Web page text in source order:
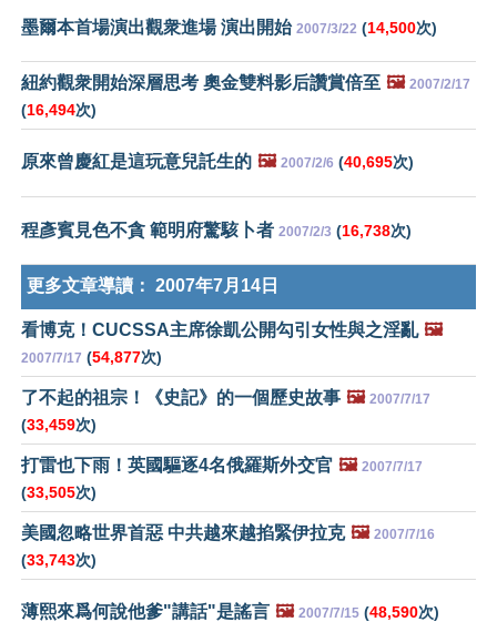
墨爾本首場演出觀衆進場 演出開始 2007/3/22 (14,500次)
紐約觀衆開始深層思考 奧金雙料影后讚賞倍至 🖼️ 2007/2/17
(16,494次)
原來曾慶紅是這玩意兒託生的 🖼️ 2007/2/6 (40,695次)
程彥賓見色不貪 範明府驚駭卜者 2007/2/3 (16,738次)
更多文章導讀： 2007年7月14日
看博克！CUCSSA主席徐凱公開勾引女性與之淫亂 🖼️
2007/7/17 (54,877次)
了不起的祖宗！《史記》的一個歷史故事 🖼️ 2007/7/17
(33,459次)
打雷也下雨！英國驅逐4名俄羅斯外交官 🖼️ 2007/7/17
(33,505次)
美國忽略世界首惡 中共越來越掐緊伊拉克 🖼️ 2007/7/16
(33,743次)
薄熙來爲何說他爹"講話"是謠言 🖼️ 2007/7/15 (48,590次)